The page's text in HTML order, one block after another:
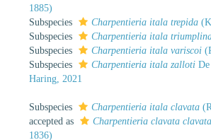
1885)
Subspecies
Charpentieria itala trepida
Subspecies
Charpentieria itala
Subspecies
Charpentieria itala variscoi
Subspecies
Charpentieria itala zalloti
Haring, 2021
Subspecies Charpentieria itala clavata
accepted as
Charpentieria clavata clavata
1836)